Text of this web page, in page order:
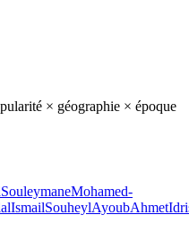
× géographie × époque
SouleymaneMohamed-
IsmailSouheylAyoubAhmet